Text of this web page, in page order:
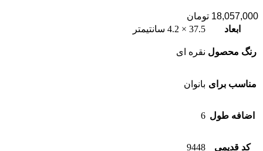
18,057,000 تومان
ابعاد
37.5 × 4.2 سانتیمتر
رنگ محصول نقره ای
مناسب برای بانوان
اضافه طول 6
کد قدیمی 9448